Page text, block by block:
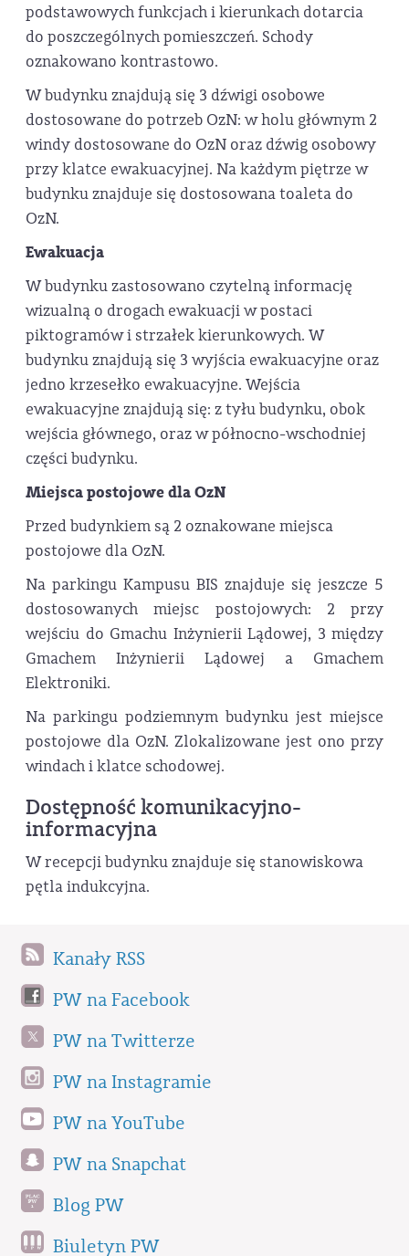
podstawowych funkcjach i kierunkach dotarcia
do poszczególnych pomieszczeń. Schody
oznakowano kontrastowo.
W budynku znajdują się 3 dźwigi osobowe
dostosowane do potrzeb OzN: w holu głównym 2
windy dostosowane do OzN oraz dźwig osobowy
przy klatce ewakuacyjnej. Na każdym piętrze w
budynku znajduje się dostosowana toaleta do
OzN.
Ewakuacja
W budynku zastosowano czytelną informację
wizualną o drogach ewakuacji w postaci
piktogramów i strzałek kierunkowych. W
budynku znajdują się 3 wyjścia ewakuacyjne oraz
jedno krzesełko ewakuacyjne. Wejścia
ewakuacyjne znajdują się: z tyłu budynku, obok
wejścia głównego, oraz w północno-wschodniej
części budynku.
Miejsca postojowe dla OzN
Przed budynkiem są 2 oznakowane miejsca
postojowe dla OzN.
Na parkingu Kampusu BIS znajduje się jeszcze 5
dostosowanych miejsc postojowych: 2 przy
wejściu do Gmachu Inżynierii Lądowej, 3 między
Gmachem Inżynierii Lądowej a Gmachem
Elektroniki.
Na parkingu podziemnym budynku jest miejsce
postojowe dla OzN. Zlokalizowane jest ono przy
windach i klatce schodowej.
Dostępność komunikacyjno-
informacyjna
W recepcji budynku znajduje się stanowiskowa
pętla indukcyjna.
Kanały RSS
PW na Facebook
PW na Twitterze
PW na Instagramie
PW na YouTube
PW na Snapchat
Blog PW
Biuletyn PW